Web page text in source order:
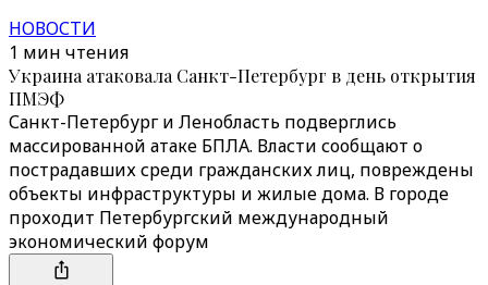
НОВОСТИ
1 мин чтения
Украина атаковала Санкт-Петербург в день открытия
ПМЭФ
Санкт-Петербург и Ленобласть подверглись
массированной атаке БПЛА. Власти сообщают о
пострадавших среди гражданских лиц, повреждены
объекты инфраструктуры и жилые дома. В городе
проходит Петербургский международный
экономический форум